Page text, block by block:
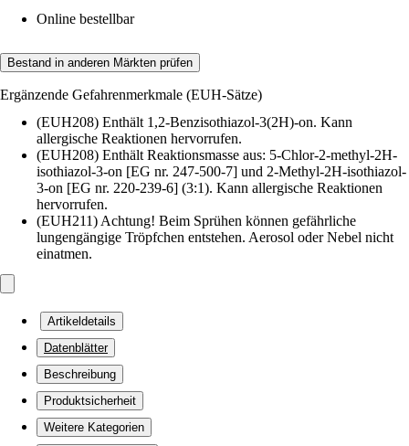
Online bestellbar
Bestand in anderen Märkten prüfen
Ergänzende Gefahrenmerkmale (EUH-Sätze)
(EUH208) Enthält 1,2-Benzisothiazol-3(2H)-on. Kann
allergische Reaktionen hervorrufen.
(EUH208) Enthält Reaktionsmasse aus: 5-Chlor-2-methyl-2H-
isothiazol-3-on [EG nr. 247-500-7] und 2-Methyl-2H-isothiazol-
3-on [EG nr. 220-239-6] (3:1). Kann allergische Reaktionen
hervorrufen.
(EUH211) Achtung! Beim Sprühen können gefährliche
lungengängige Tröpfchen entstehen. Aerosol oder Nebel nicht
einatmen.
Artikeldetails
Datenblätter
Beschreibung
Produktsicherheit
Weitere Kategorien